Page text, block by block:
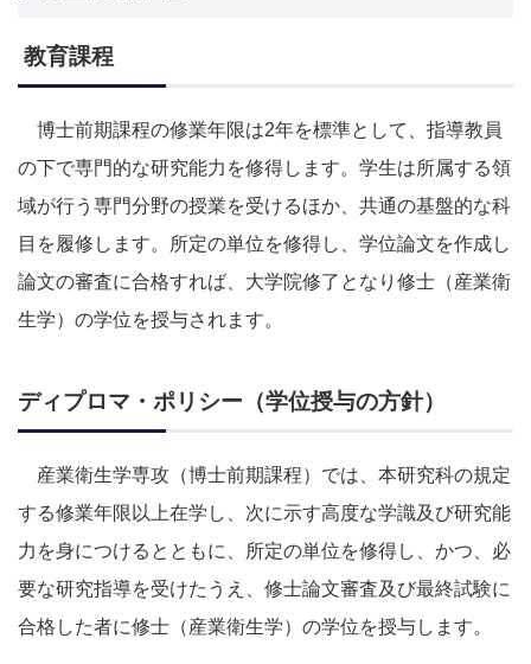
教育課程
博士前期課程の修業年限は2年を標準として、指導教員
の下で専門的な研究能力を修得します。学生は所属する領
域が行う専門分野の授業を受けるほか、共通の基盤的な科
目を履修します。所定の単位を修得し、学位論文を作成し
論文の審査に合格すれば、大学院修了となり修士（産業衛
生学）の学位を授与されます。
ディプロマ・ポリシー（学位授与の方針）
産業衛生学専攻（博士前期課程）では、本研究科の規定
する修業年限以上在学し、次に示す高度な学識及び研究能
力を身につけるとともに、所定の単位を修得し、かつ、必
要な研究指導を受けたうえ、修士論文審査及び最終試験に
合格した者に修士（産業衛生学）の学位を授与します。